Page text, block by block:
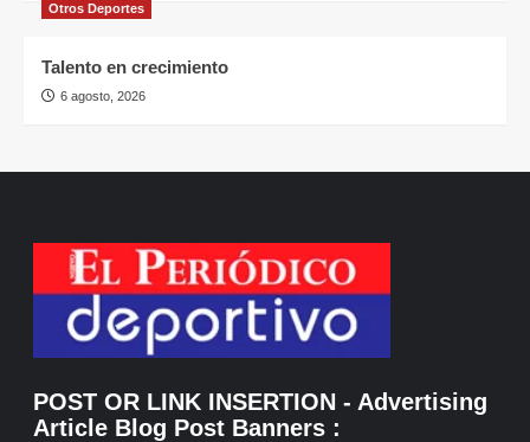
Otros Deportes
Talento en crecimiento
6 agosto, 2026
POST OR LINK INSERTION - Advertising
Article Blog Post Banners :